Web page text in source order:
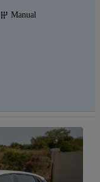
Manual